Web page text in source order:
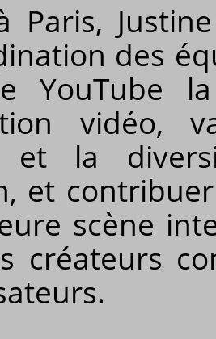
Paris,
des
YouTube
vidéo,
et la
et
scène
créateurs